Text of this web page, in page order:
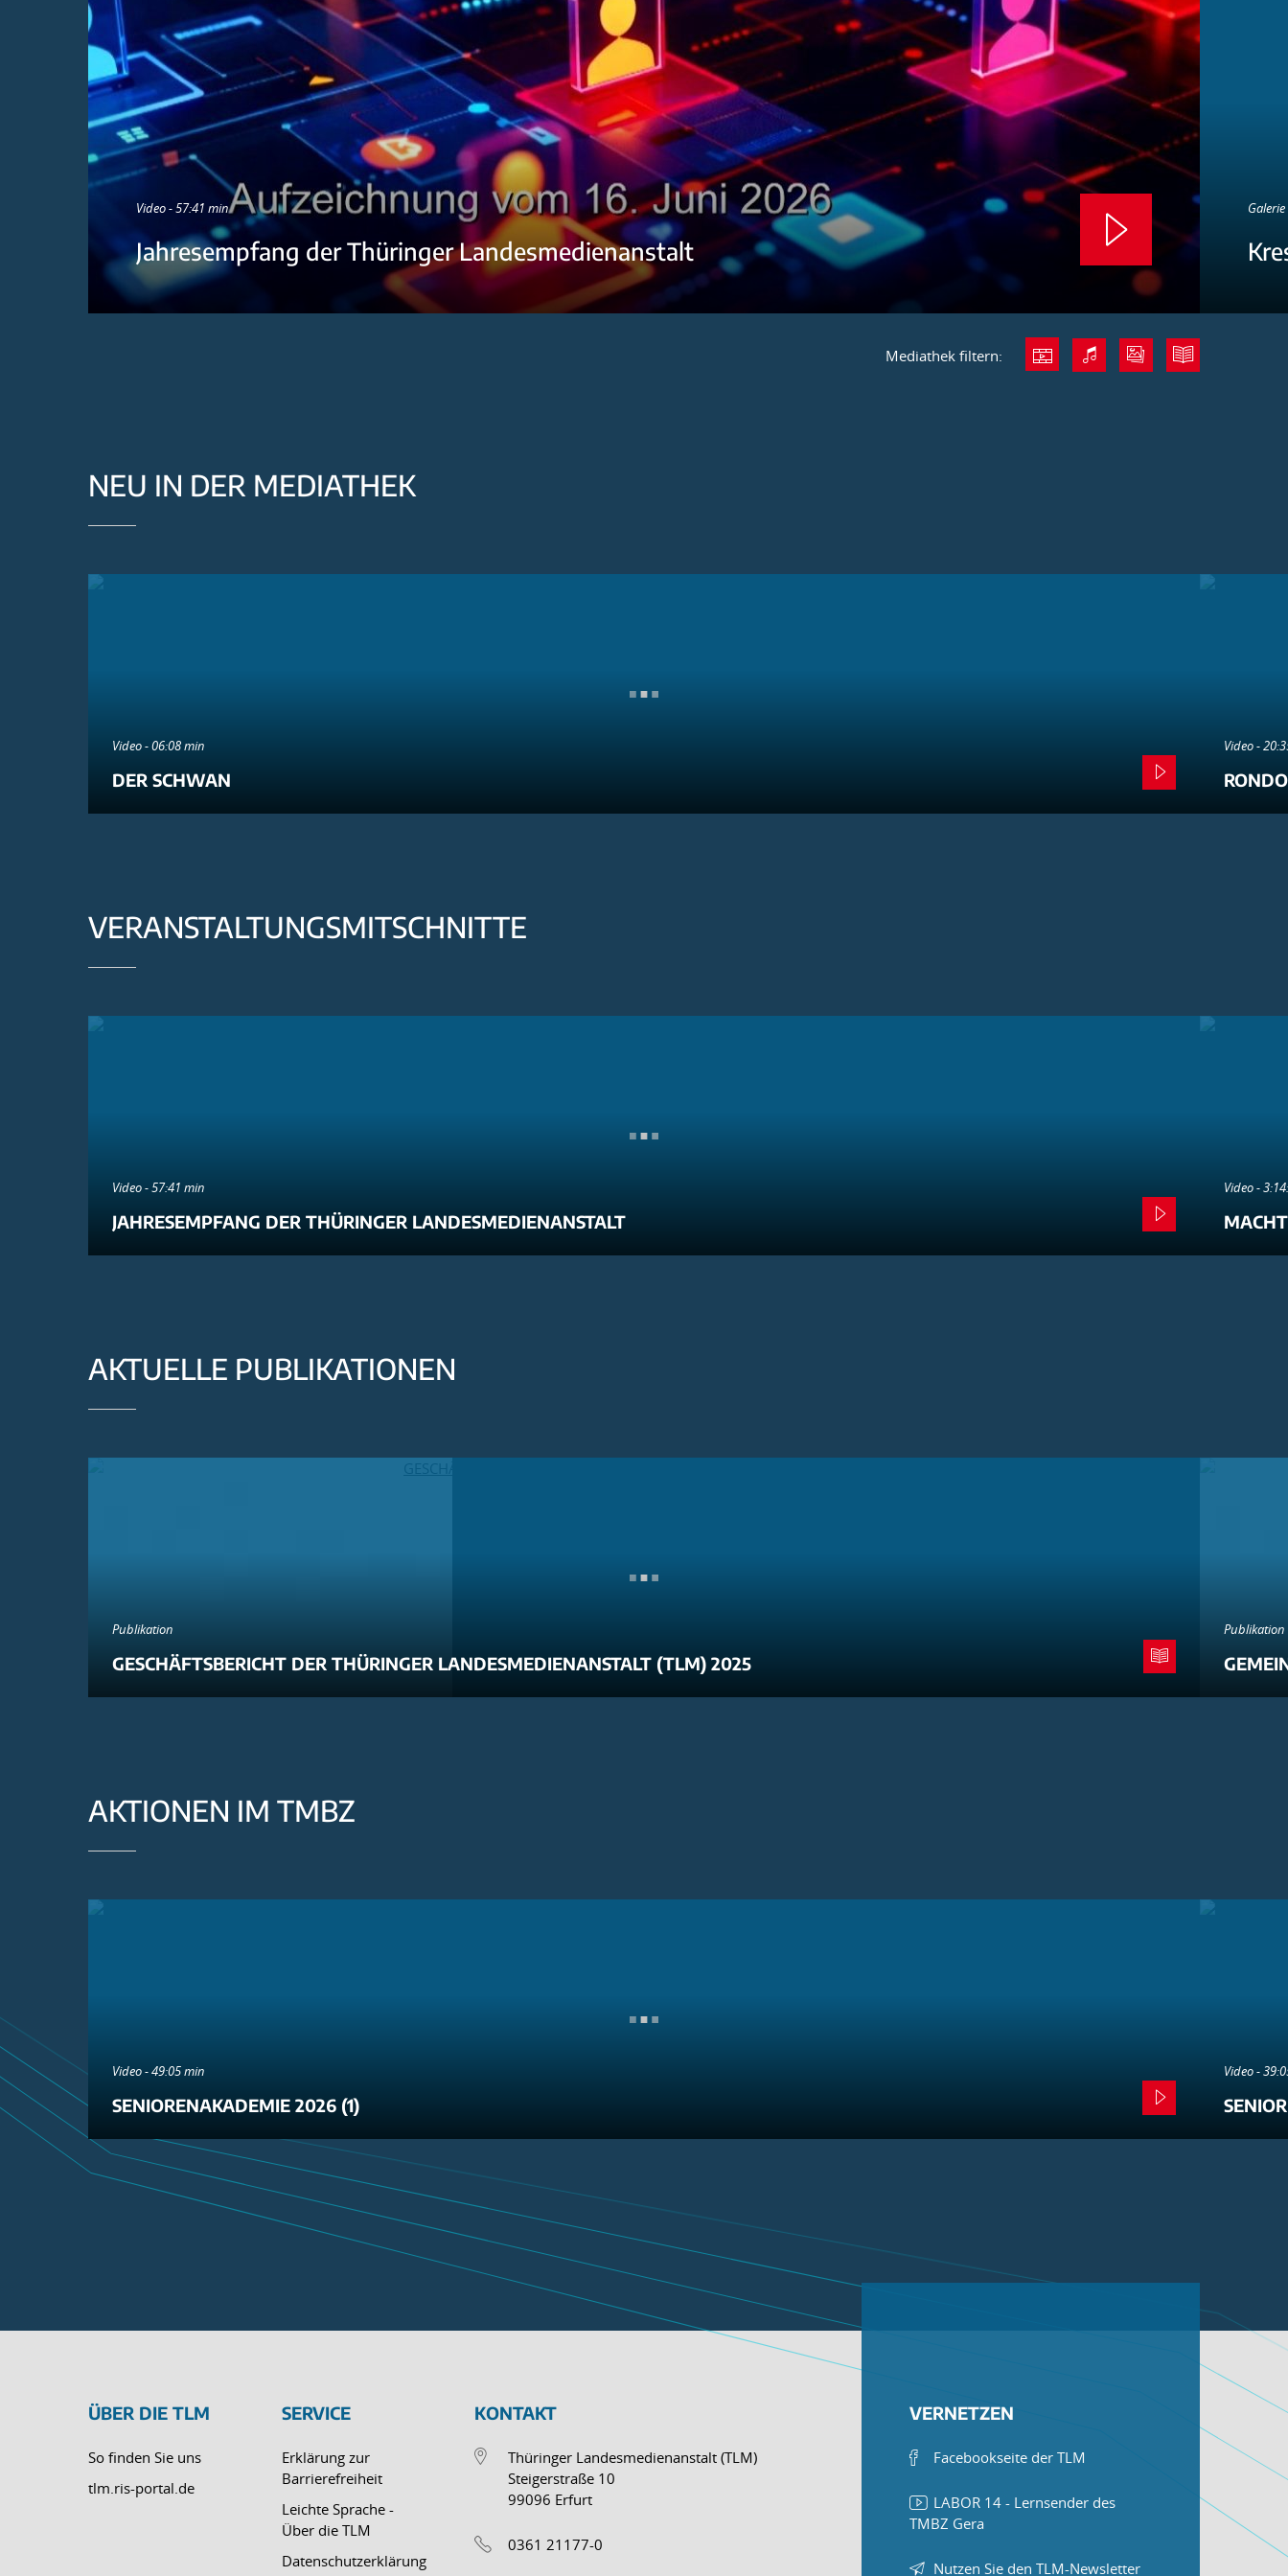
Video - 57:41 min
Jahresempfang der Thüringer Landesmedienanstalt
Mediathek filtern:
NEU IN DER MEDIATHEK
Video - 06:08 min
DER SCHWAN
Video -
VERANSTALTUNGSMITSCHNITTE
Video - 57:41 min
JAHRESEMPFANG DER THÜRINGER LANDESMEDIENANSTALT
Video -
AKTUELLE PUBLIKATIONEN
Publikation
GESCHÄFTSBERICHT DER THÜRINGER LANDESMEDIENANSTALT (TLM) 2025
Publikation
AKTIONEN IM TMBZ
Video - 49:05 min
SENIORENAKADEMIE 2026 (1)
Video -
ÜBER DIE TLM
So finden Sie uns
tlm.ris-portal.de
SERVICE
Erklärung zur
Barrierefreiheit
Leichte Sprache -
Über die TLM
Datenschutzerklärung
KONTAKT
Thüringer Landesmedienanstalt (TLM)
Steigerstraße 10
99096 Erfurt
0361 21177-0
VERNETZEN
Facebookseite der TLM
LABOR 14 - Lernsender des
TMBZ Gera
Nutzen Sie den TLM-Newsletter